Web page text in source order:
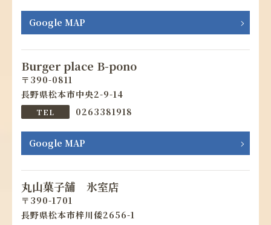
Google MAP
Burger place B-pono
390-0811
長野県松本市中央2-9-14
0263381918
Google MAP
丸山菓子舗 氷室店
390-1701
長野県松本市梓川倭2656-1